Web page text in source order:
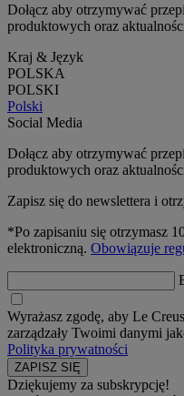
Dołącz aby otrzymywać
produktowych oraz
Kraj & Język
POLSKA
POLSKI
Polski
Social Media
Dołącz aby otrzymywać
produktowych oraz
Zapisz się do newslettera i
*Po zapisaniu się otrzymasz
elektroniczną. Obowiązuje
Wyrażasz zgodę, aby Le
zarządzały Twoimi danymi
Polityka prywatności
Dziękujemy za subskrypcję!